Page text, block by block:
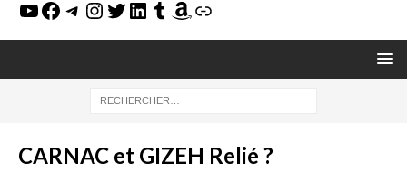
CARNAC et GIZEH Relié ?